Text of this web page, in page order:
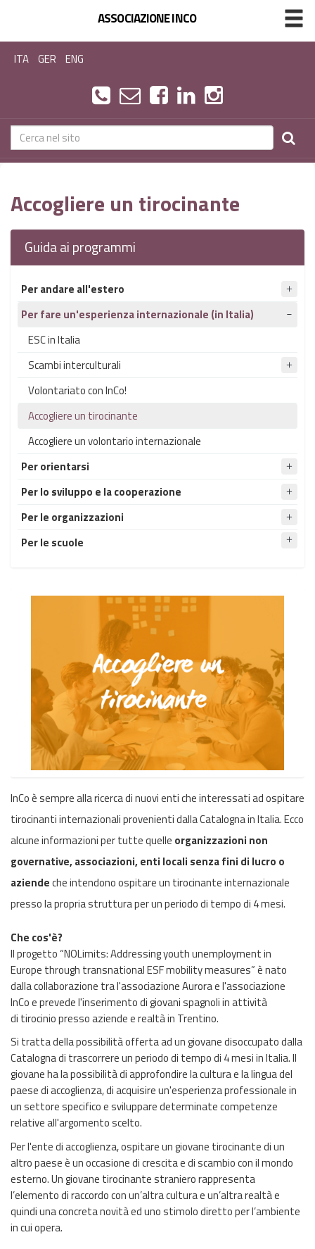
ASSOCIAZIONE INCO
ITA GER ENG
Accogliere un tirocinante
Guida ai programmi
Per andare all'estero
Per fare un'esperienza internazionale (in Italia)
ESC in Italia
Scambi interculturali
Volontariato con InCo!
Accogliere un tirocinante
Accogliere un volontario internazionale
Per orientarsi
Per lo sviluppo e la cooperazione
Per le organizzazioni
Per le scuole
InCo è sempre alla ricerca di nuovi enti che interessati ad ospitare
tirocinanti internazionali provenienti dalla Catalogna in Italia. Ecco
alcune informazioni per tutte quelle organizzazioni non
governative, associazioni, enti locali senza fini di lucro o
aziendeche intendono ospitare un tirocinante internazionale
presso la propria struttura per un periodo di tempo di 4 mesi.
Che cos'è?
Il progetto “NOLimits: Addressing youth unemployment in
Europe through transnational ESF mobility measures” è nato
dalla collaborazione tra l'associazione Aurora e l'associazione
InCo e prevede l'inserimento di giovani spagnoli in attività
di tirocinio presso aziende e realtà in Trentino.
Si tratta della possibilità offerta ad un giovane disoccupato dalla
Catalogna di trascorrere un periodo di tempo di 4 mesi in Italia. Il
giovane ha la possibilità di approfondire la cultura e la lingua del
paese di accoglienza, di acquisire un'esperienza professionale in
un settore specifico e sviluppare determinate competenze
relative all'argomento scelto.
Per l'ente di accoglienza, ospitare un giovane tirocinante di un
altro paese è un occasione di crescita e di scambio con il mondo
esterno. Un giovane tirocinante straniero rappresenta
l’elemento di raccordo con un’altra cultura e un’altra realtà e
quindi una concreta novità ed uno stimolo diretto per l’ambiente
in cui opera.